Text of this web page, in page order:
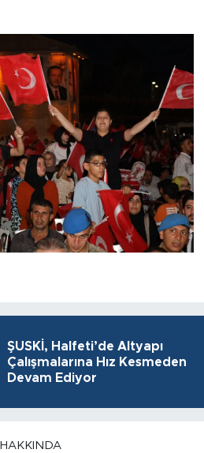
ŞUSKİ, Halfeti’de Altyapı
Çalışmalarına Hız Kesmeden
Devam Ediyor